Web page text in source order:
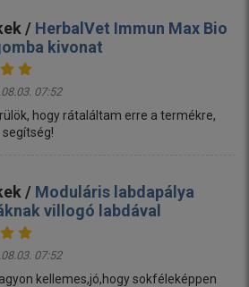
/ HerbalVet Immun Max Bio
kivonat
07:52
hogy rátaláltam erre a termékre,
/ Moduláris labdapálya
villogó labdával
07:52
kellemes,jó,hogy sokféleképpen